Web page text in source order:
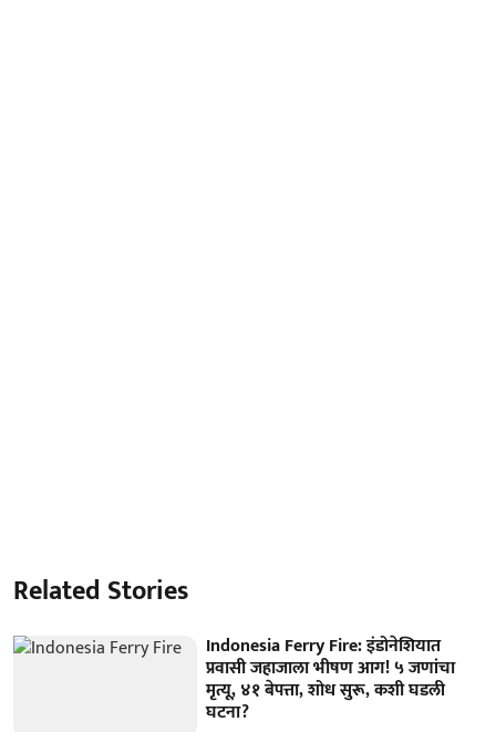
Related Stories
Indonesia Ferry Fire: इंडोनेशियात
प्रवासी जहाजाला भीषण आग! ५ जणांचा
मृत्यू, ४१ बेपत्ता, शोध सुरू, कशी घडली
घटना?